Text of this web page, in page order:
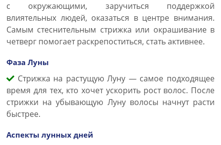
с окружающими, заручиться поддержкой
влиятельных людей, оказаться в центре внимания.
Самым стеснительным стрижка или окрашивание в
четверг помогает раскрепоститься, стать активнее.
Фаза Луны
Стрижка на растущую Луну — самое подходящее
время для тех, кто хочет ускорить рост волос. После
стрижки на убывающую Луну волосы начнут расти
быстрее.
Аспекты лунных дней